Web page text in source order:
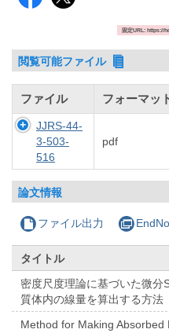
固定URL: https://
閲覧可能ファイル
ファイル フォーマッ
JJRS-44-
3-503-
516
pdf
論文情報
ファイル出力
タイトル
密度尺度理論に基づいた微分
質体内の線量を算出する方法
Method for Making Absorbed